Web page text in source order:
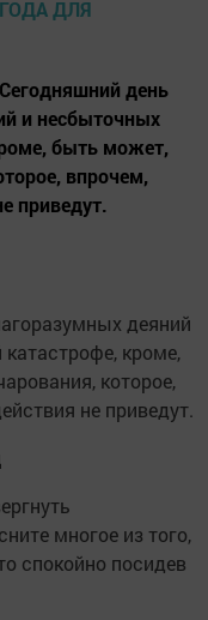
день
и несбыточных
быть может,
впрочем,
приведут.
деяний
кроме,
которое,
не приведут.
многое из того,
спокойно посидев